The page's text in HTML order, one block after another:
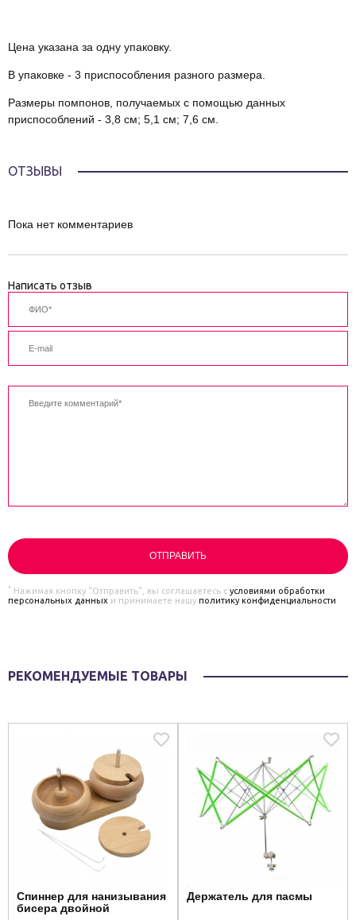
Цена указана за одну упаковку.
В упаковке - 3 приспособления разного размера.
Размеры помпонов, получаемых с помощью данных
приспособлений - 3,8 см; 5,1 см; 7,6 см.
ОТЗЫВЫ
Пока нет комментариев
Написать отзыв
* Нажимая кнопку "Отправить", вы соглашаетесь с условиями обработки
персональных данных и принимаете нашу политику конфиденциальности
РЕКОМЕНДУЕМЫЕ ТОВАРЫ
Спиннер для нанизывания
бисера двойной
Держатель для пасмы